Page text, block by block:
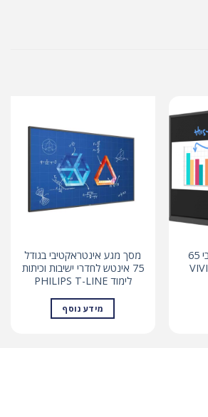
מסך מגע אינטראקטיבי 65
מסך מגע אינטראקטיבי בגודל
75 אינטש לחדרי ישיבות וכיתות
לימוד PHILIPS T-LINE
מידע נוסף